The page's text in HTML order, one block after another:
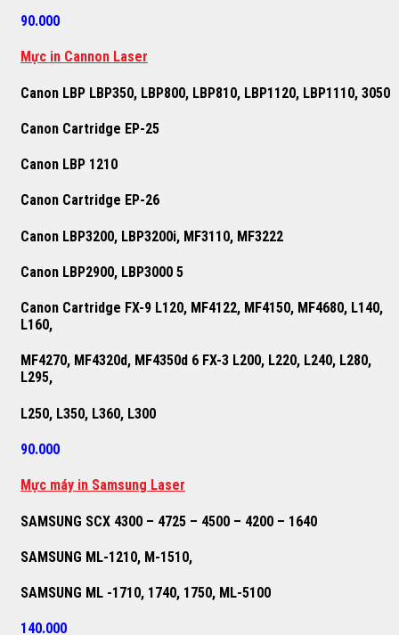
90.000
Mực in Cannon Laser
Canon LBP LBP350, LBP800, LBP810, LBP1120, LBP1110, 3050
Canon Cartridge EP-25
Canon LBP 1210
Canon Cartridge EP-26
Canon LBP3200, LBP3200i, MF3110, MF3222
Canon LBP2900, LBP3000 5
Canon Cartridge FX-9 L120, MF4122, MF4150, MF4680, L140,
L160,
MF4270, MF4320d, MF4350d 6 FX-3 L200, L220, L240, L280,
L295,
L250, L350, L360, L300
90.000
Mực máy in Samsung Laser
SAMSUNG SCX 4300 – 4725 – 4500 – 4200 – 1640
SAMSUNG ML-1210, M-1510,
SAMSUNG ML -1710, 1740, 1750, ML-5100
140.000